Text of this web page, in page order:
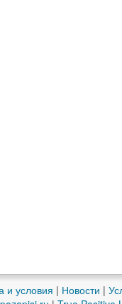
и условия | Новости |